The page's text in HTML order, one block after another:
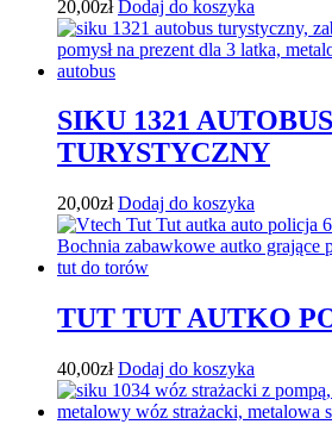
20,00zł Dodaj do koszyka
SIKU 1321 AUTOBUS
TURYSTYCZNY
20,00zł Dodaj do koszyka
TUT TUT AUTKO
40,00zł Dodaj do koszyka